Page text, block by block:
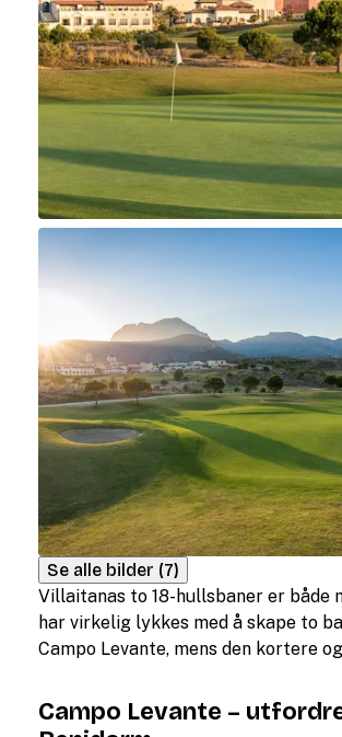
Se alle bilder (7)
Villaitanas to 18-hullsbaner er både
har virkelig lykkes med å skape to
Campo Levante, mens den kortere
Campo Levante –